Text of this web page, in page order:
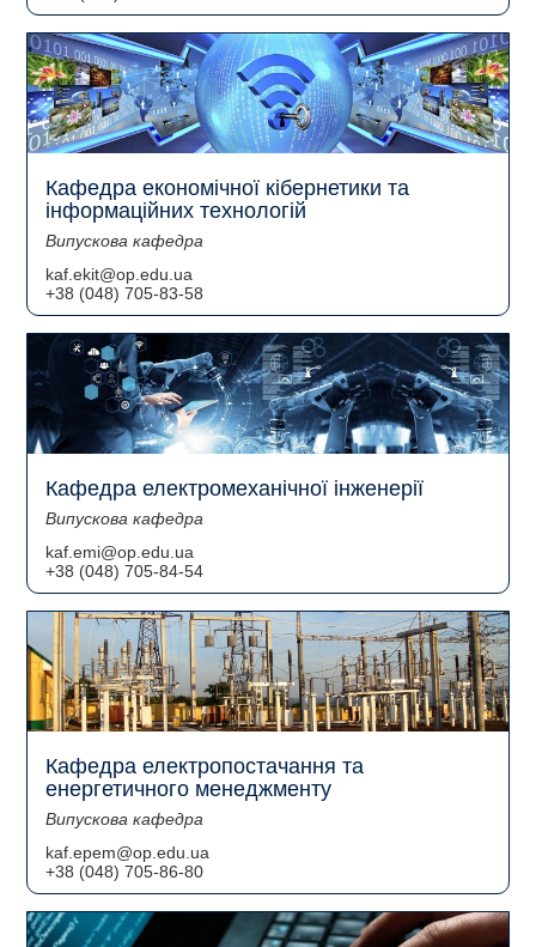
Кафедра економічної кібернетики та
інформаційних технологій
Випускова кафедра
kaf.ekit@op.edu.ua
+38 (048) 705-83-58
Кафедра електромеханічної інженерії
Випускова кафедра
kaf.emi@op.edu.ua
+38 (048) 705-84-54
Кафедра електропостачання та
енергетичного менеджменту
Випускова кафедра
kaf.epem@op.edu.ua
+38 (048) 705-86-80